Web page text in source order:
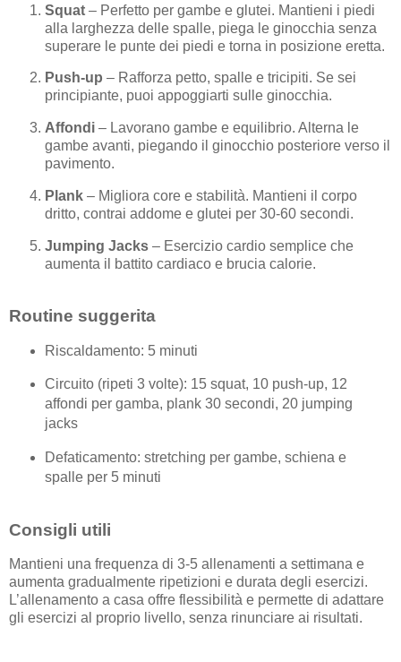
Squat – Perfetto per gambe e glutei. Mantieni i piedi
alla larghezza delle spalle, piega le ginocchia senza
superare le punte dei piedi e torna in posizione eretta.
Push-up – Rafforza petto, spalle e tricipiti. Se sei
principiante, puoi appoggiarti sulle ginocchia.
Affondi – Lavorano gambe e equilibrio. Alterna le
gambe avanti, piegando il ginocchio posteriore verso il
pavimento.
Plank – Migliora core e stabilità. Mantieni il corpo
dritto, contrai addome e glutei per 30-60 secondi.
Jumping Jacks – Esercizio cardio semplice che
aumenta il battito cardiaco e brucia calorie.
Routine suggerita
Riscaldamento: 5 minuti
Circuito (ripeti 3 volte): 15 squat, 10 push-up, 12
affondi per gamba, plank 30 secondi, 20 jumping
jacks
Defaticamento: stretching per gambe, schiena e
spalle per 5 minuti
Consigli utili
Mantieni una frequenza di 3-5 allenamenti a settimana e
aumenta gradualmente ripetizioni e durata degli esercizi.
L’allenamento a casa offre flessibilità e permette di adattare
gli esercizi al proprio livello, senza rinunciare ai risultati.